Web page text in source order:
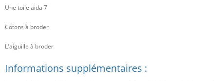
Une toile aida 7
Cotons à broder
L'aiguille à broder
Informations supplémentaires :